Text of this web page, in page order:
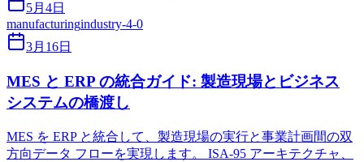
5月4日
manufacturingindustry-4-0
3月16日
MES と ERP の統合ガイド: 製造現場とビジネス
システムの橋渡し
MES を ERP と統合して、製造現場の実行と事業計画間の双
方向データ フローを実現します。 ISA-95 アーキテクチャ、